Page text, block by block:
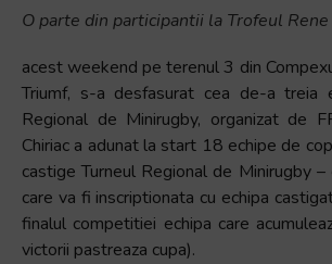
reader,
"Ctrl
This
shortcut
activates
the
screen
O parte din participantii la Trofeul
acest weekend pe terenul 3 din
Triumf, s-a desfasurat cea de-a treia
Regional de Minirugby, organizat de
Chiriac a adunat la start 18 echipe de
castige Turneul Regional de Minirugby –
care va fi inscriptionata cu echipa
finalul competitiei echipa care
victorii pastreaza cupa).